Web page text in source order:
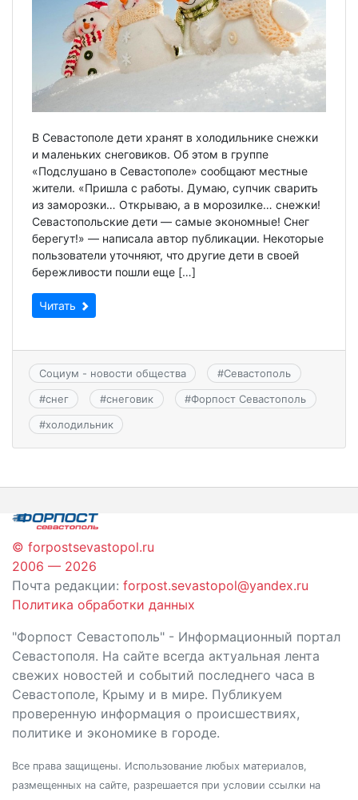
В Севастополе дети хранят в холодильнике снежки
и маленьких снеговиков. Об этом в группе
«Подслушано в Севастополе» сообщают местные
жители. «Пришла с работы. Думаю, супчик сварить
из заморозки… Открываю, а в морозилке… снежки!
Севастопольские дети — самые экономные! Снег
берегут!» — написала автор публикации. Некоторые
пользователи уточняют, что другие дети в своей
бережливости пошли еще […]
Читать
Социум - новости общества #Севастополь
#снег #снеговик #Форпост Севастополь
#холодильник
© forpostsevastopol.ru
2006 — 2026
Почта редакции: forpost.sevastopol@yandex.ru
Политика обработки данных
"Форпост Севастополь" - Информационный портал
Севастополя. На сайте всегда актуальная лента
свежих новостей и событий последнего часа в
Севастополе, Крыму и в мире. Публикуем
проверенную информация о происшествиях,
политике и экономике в городе.
Все права защищены. Использование любых материалов,
размещенных на сайте, разрешается при условии ссылки на